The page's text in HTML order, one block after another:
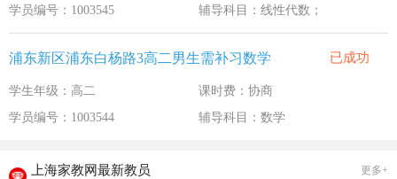
学员编号：1003545
辅导科目：线性代数；
浦东新区浦东白杨路3高二男生需补习数学 已成功
学生年级：高二
课时费：协商
学员编号：1003544
辅导科目：数学
上海家教网最新教员 更多+